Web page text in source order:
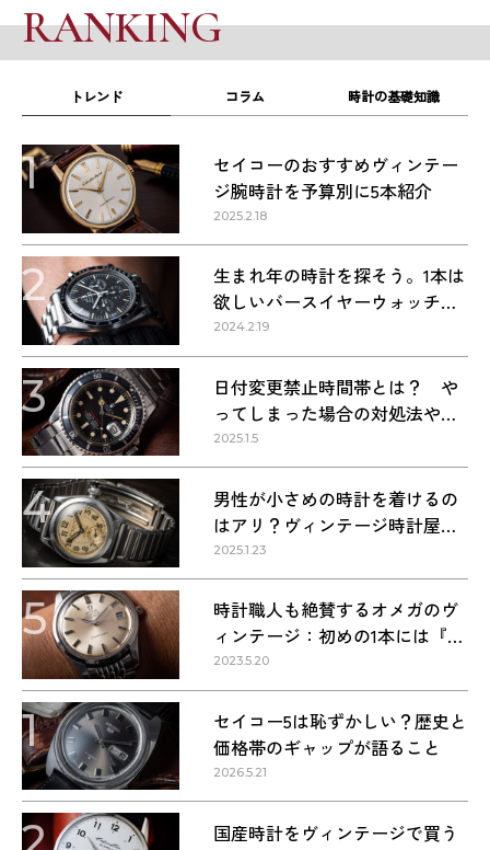
RANKING
トレンド コラム 時計の基礎知識
1
セイコーのおすすめヴィンテー
ジ腕時計を予算別に5本紹介
2025.2.18
2
生まれ年の時計を探そう。1本は
欲しいバースイヤーウォッチ・
1960〜1990年代の名作9本
2024.2.19
3
日付変更禁止時間帯とは？ や
ってしまった場合の対処法や正
しい方法
2025.1.5
4
男性が小さめの時計を着けるの
はアリ？ヴィンテージ時計屋が
回答します！
2025.1.23
5
時計職人も絶賛するオメガのヴ
ィンテージ：初めの1本には『シ
ーマスター』を選ぶべき理由
2023.5.20
1
セイコー5は恥ずかしい？歴史と
価格帯のギャップが語ること
2026.5.21
国産時計をヴィンテージで買う